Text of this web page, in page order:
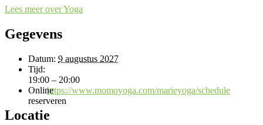
Lees meer over Yoga
Gegevens
Datum: 9 augustus 2027
Tijd:
19:00 – 20:00
https://www.momoyoga.com/marieyoga/schedule
Locatie